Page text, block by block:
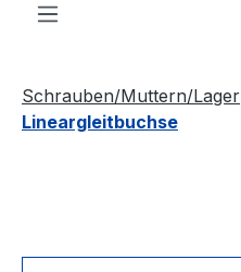
Schrauben/Muttern/Lager
Lineargleitbuchse